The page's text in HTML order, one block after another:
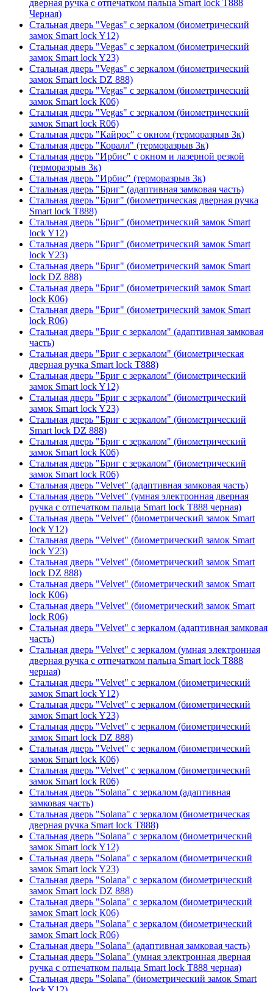
дверная ручка с отпечатком пальца Smart lock T888
Черная)
Стальная дверь "Vegas" с зеркалом (биометрический
замок Smart lock Y12)
Стальная дверь "Vegas" с зеркалом (биометрический
замок Smart lock Y23)
Стальная дверь "Vegas" с зеркалом (биометрический
замок Smart lock DZ 888)
Стальная дверь "Vegas" с зеркалом (биометрический
замок Smart lock К06)
Стальная дверь "Vegas" с зеркалом (биометрический
замок Smart lock R06)
Стальная дверь "Кайрос" с окном (терморазрыв 3к)
Стальная дверь "Коралл" (терморазрыв 3к)
Стальная дверь "Ирбис" с окном и лазерной резкой
(терморазрыв 3к)
Стальная дверь "Ирбис" (терморазрыв 3к)
Стальная дверь "Бриг" (адаптивная замковая часть)
Стальная дверь "Бриг" (биометрическая дверная ручка
Smart lock T888)
Стальная дверь "Бриг" (биометрический замок Smart
lock Y12)
Стальная дверь "Бриг" (биометрический замок Smart
lock Y23)
Стальная дверь "Бриг" (биометрический замок Smart
lock DZ 888)
Стальная дверь "Бриг" (биометрический замок Smart
lock К06)
Стальная дверь "Бриг" (биометрический замок Smart
lock R06)
Стальная дверь "Бриг с зеркалом" (адаптивная замковая
часть)
Стальная дверь "Бриг с зеркалом" (биометрическая
дверная ручка Smart lock T888)
Стальная дверь "Бриг с зеркалом" (биометрический
замок Smart lock Y12)
Стальная дверь "Бриг с зеркалом" (биометрический
замок Smart lock Y23)
Стальная дверь "Бриг с зеркалом" (биометрический
Smart lock DZ 888)
Стальная дверь "Бриг с зеркалом" (биометрический
замок Smart lock К06)
Стальная дверь "Бриг с зеркалом" (биометрический
замок Smart lock R06)
Стальная дверь "Velvet" (адаптивная замковая часть)
Стальная дверь "Velvet" (умная электронная дверная
ручка с отпечатком пальца Smart lock T888 черная)
Стальная дверь "Velvet" (биометрический замок Smart
lock Y12)
Стальная дверь "Velvet" (биометрический замок Smart
lock Y23)
Стальная дверь "Velvet" (биометрический замок Smart
lock DZ 888)
Стальная дверь "Velvet" (биометрический замок Smart
lock К06)
Стальная дверь "Velvet" (биометрический замок Smart
lock R06)
Стальная дверь "Velvet" с зеркалом (адаптивная замковая
часть)
Стальная дверь "Velvet" с зеркалом (умная электронная
дверная ручка с отпечатком пальца Smart lock T888
черная)
Стальная дверь "Velvet" с зеркалом (биометрический
замок Smart lock Y12)
Стальная дверь "Velvet" с зеркалом (биометрический
замок Smart lock Y23)
Стальная дверь "Velvet" с зеркалом (биометрический
замок Smart lock DZ 888)
Стальная дверь "Velvet" с зеркалом (биометрический
замок Smart lock К06)
Стальная дверь "Velvet" с зеркалом (биометрический
замок Smart lock R06)
Стальная дверь "Solana" с зеркалом (адаптивная
замковая часть)
Стальная дверь "Solana" с зеркалом (биометрическая
дверная ручка Smart lock T888)
Стальная дверь "Solana" с зеркалом (биометрический
замок Smart lock Y12)
Стальная дверь "Solana" с зеркалом (биометрический
замок Smart lock Y23)
Стальная дверь "Solana" с зеркалом (биометрический
замок Smart lock DZ 888)
Стальная дверь "Solana" с зеркалом (биометрический
замок Smart lock К06)
Стальная дверь "Solana" с зеркалом (биометрический
замок Smart lock R06)
Стальная дверь "Solana" (адаптивная замковая часть)
Стальная дверь "Solana" (умная электронная дверная
ручка с отпечатком пальца Smart lock T888 черная)
Стальная дверь "Solana" (биометрический замок Smart